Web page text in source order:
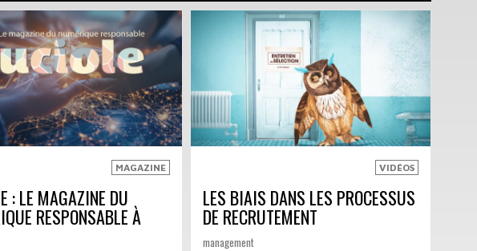
MAGAZINE
: LE MAGAZINE DU
RESPONSABLE À
VIDÉOS
LES BIAIS DANS LES PROCESSUS
DE RECRUTEMENT
management